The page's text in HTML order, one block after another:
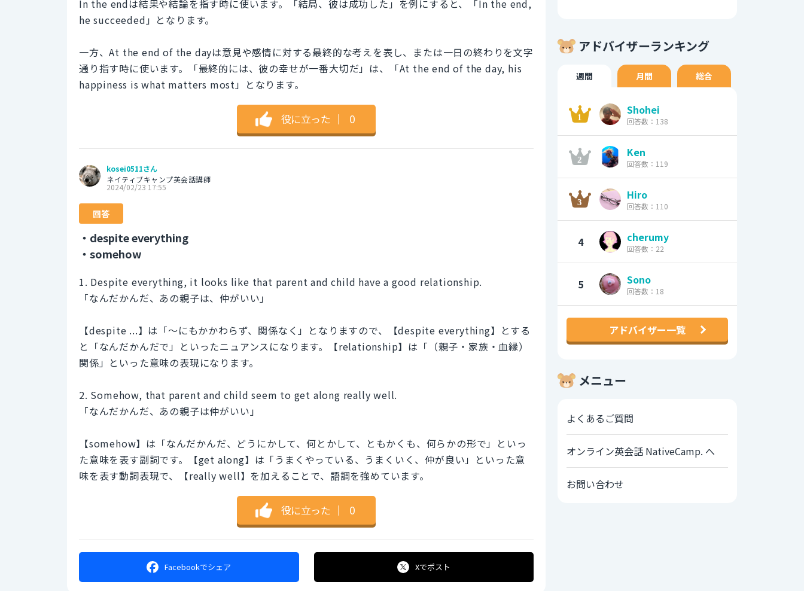
In the endは結果や結論を指す時に使います。「結局、彼は成功した」を例にすると、「In the end,
he succeeded」となります。
一方、At the end of the dayは意見や感情に対する最終的な考えを表し、または一日の終わりを文字
通り指す時に使います。「最終的には、彼の幸せが一番大切だ」は、「At the end of the day, his
happiness is what matters most」となります。
役に立った ｜ 0
kosei0511さん
ネイティブキャンプ英会話講師
2024/02/23 17:55
回答
・despite everything
・somehow
1. Despite everything, it looks like that parent and child have a good relationship.
「なんだかんだ、あの親子は、仲がいい」
【despite ...】は「～にもかかわらず、関係なく」となりますので、【despite everything】とする
と「なんだかんだで」といったニュアンスになります。【relationship】は「（親子・家族・血縁）
関係」といった意味の表現になります。
2. Somehow, that parent and child seem to get along really well.
「なんだかんだ、あの親子は仲がいい」
【somehow】は「なんだかんだ、どうにかして、何とかして、ともかくも、何らかの形で」といっ
た意味を表す副詞です。【get along】は「うまくやっている、うまくいく、仲が良い」といった意
味を表す動詞表現で、【really well】を加えることで、語調を強めています。
役に立った ｜ 0
Facebookでシェア Xでポスト
アドバイザーランキング
週間 月間 総合
Shohei
回答数：138
Ken
回答数：119
Hiro
回答数：110
4 cherumy
回答数：22
5 Sono
回答数：18
アドバイザー一覧
メニュー
よくあるご質問
オンライン英会話 NativeCamp. へ
お問い合わせ